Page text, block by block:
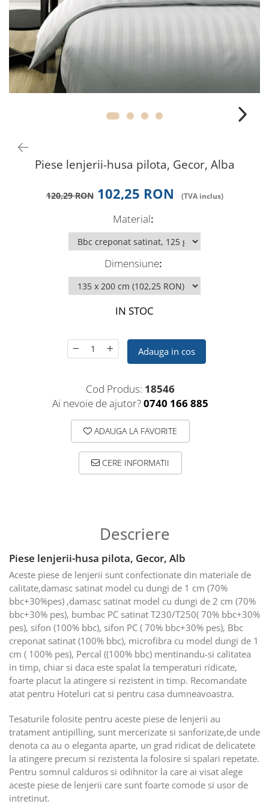
Piese lenjerii-husa pilota, Gecor, Alba
120,29 RON 102,25 RON
Material:
Dimensiune:
IN STOC
Adauga in cos
Cod Produs: 18546
Ai nevoie de ajutor?0740 166 885
ADAUGA LA FAVORITE
CERE INFORMATII
Descriere
Piese lenjerii-husa pilota, Gecor, Alb
Aceste piese de lenjerii sunt confectionate din materiale de
calitate,damasc satinat model cu dungi de 1 cm (70%
bbc+30%pes) ,damasc satinat model cu dungi de 2 cm (70%
bbc+30% pes), bumbac PC satinat T230/T250( 70% bbc+30%
pes), sifon (100% bbc), sifon PC ( 70% bbc+30% pes), Bbc
creponat satinat (100% bbc), microfibra cu model dungi de 1
cm ( 100% pes), Percal ((100% bbc) mentinandu-si calitatea
in timp, chiar si daca este spalat la temperaturi ridicate,
foarte placut la atingere si rezistent in timp. Recomandate
atat pentru Hoteluri cat si pentru casa dumneavoastra.
Tesaturile folosite pentru aceste piese de lenjerii au
tratament antipilling, sunt mercerizate si sanforizate,de unde
denota ca au o eleganta aparte, un grad ridicat de delicatete
la atingere precum si rezistenta la folosire si spalari repetate.
Pentru somnul calduros si odihnitor la care ai visat alege
aceste piese de lenjerii care sunt foarte comode si usor de
intretinut.